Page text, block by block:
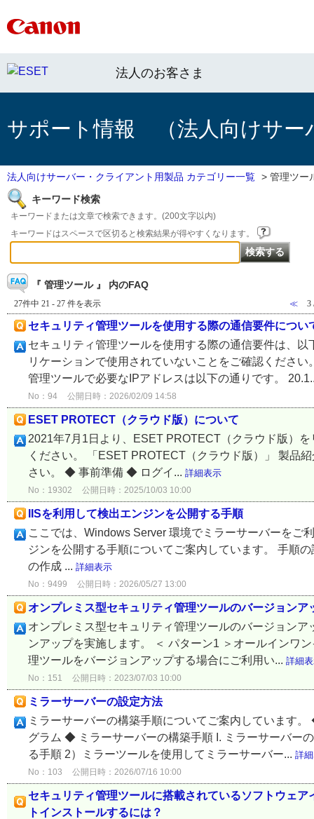
法人のお客さま
サポート情報 （法人向けサー
法人向けサーバー・クライアント用製品 カテゴリー一覧 > 管理ツー
キーワード検索
キーワードまたは文章で検索できます。(200文字以内)
キーワードはスペースで区切ると検索結果が得やすくなります。
『 管理ツール 』 内のFAQ
27件中 21 - 27 件を表示 ≪ 3
セキュリティ管理ツールを使用する際の通信要件につい
セキュリティ管理ツールを使用する際の通信要件は、
リケーションで使用されていないことをご確認くださ
管理ツールで必要なIPアドレスは以下の通りです。
No：94 公開日時：2026/02/09 14:58
ESET PROTECT（クラウド版）について
2021年7月1日より、ESET PROTECT（クラウド版）
ください。 「ESET PROTECT（クラウド版）」 製品
さい。 ◆ 事前準備 ◆ ログイ... 詳細表示
No：19302 公開日時：2025/10/03 10:00
IISを利用して検出エンジンを公開する手順
ここでは、Windows Server 環境でミラーサーバーをご
ジンを公開する手順についてご案内しています。 手順
の作成 ... 詳細表示
No：9499 公開日時：2026/05/27 13:00
オンプレミス型セキュリティ管理ツールのバージョンア
オンプレミス型セキュリティ管理ツールのバージョン
ンアップを実施します。 ＜ パターン1 ＞オールインワ
理ツールをバージョンアップする場合にご利用い... 詳細
No：151 公開日時：2023/07/03 10:00
ミラーサーバーの設定方法
ミラーサーバーの構築手順についてご案内しています
グラム ◆ ミラーサーバーの構築手順 I. ミラーサーバー
る手順 2）ミラーツールを使用してミラーサーバー... 詳
No：103 公開日時：2026/07/16 10:00
セキュリティ管理ツールに搭載されているソフトウェ
トインストールするには？